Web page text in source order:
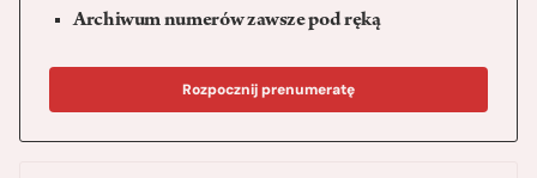
Archiwum numerów zawsze pod ręką
Rozpocznij prenumeratę